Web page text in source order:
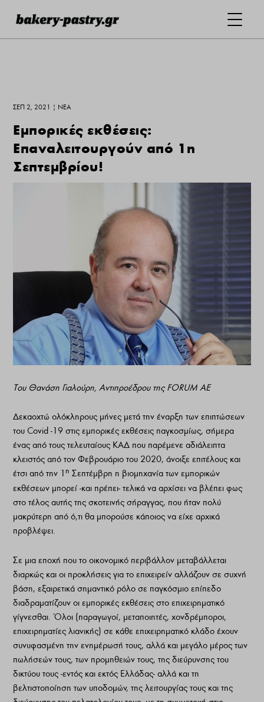
ΣΕΠ 2, 2021 | ΝΕΑ
Eμπορικές εκθέσεις:
Επαναλειτουργούν από 1η
Σεπτεμβρίου!
Του Θανάση Γιαλούρη, Αντιπροέδρου της FORUM AE
Δεκαοχτώ ολόκληρους μήνες μετά την έναρξη των επιπτώσεων
του Covid -19 στις εμπορικές εκθέσεις παγκοσμίως, σήμερα
ένας από τους τελευταίους ΚΑΔ που παρέμενε αδιάλειπτα
κλειστός από τον Φεβρουάριο του 2020, άνοιξε επιτέλους και
έτσι από την 1 η Σεπτέμβρη η βιομηχανία των εμπορικών
εκθέσεων μπορεί -και πρέπει- τελικά να αρχίσει να βλέπει φως
στο τέλος αυτής της σκοτεινής σήραγγας, που ήταν πολύ
μακρύτερη από ό,τι θα μπορούσε κάποιος να είχε αρχικά
προβλέψει.
Σε μια εποχή που το οικονομικό περιβάλλον μεταβάλλεται
διαρκώς και οι προκλήσεις για το επιχειρείν αλλάζουν σε συχνή
βάση, εξαιρετικά σημαντικό ρόλο σε παγκόσμιο επίπεδο
διαδραματίζουν οι εμπορικές εκθέσεις στο επιχειρηματικό
γίγνεσθαι. Όλοι (παραγωγοί, μεταποιητές, χονδρέμποροι,
επιχειρηματίες λιανικής) σε κάθε επιχειρηματικό κλάδο έχουν
συνυφασμένη την ενημέρωσή τους, αλλά και μεγάλο μέρος των
πωλήσεών τους, των προμηθειών τους, της διεύρυνσης του
δικτύου τους -εντός και εκτός Ελλάδας- αλλά και τη
βελτιστοποίηση των υποδομών, της λειτουργίας τους και της